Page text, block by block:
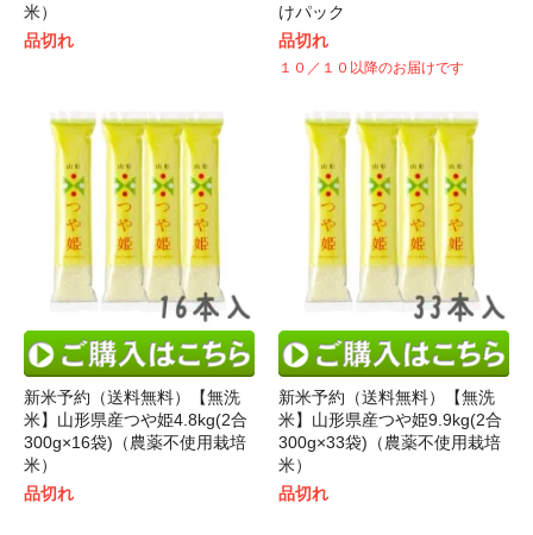
米）
品切れ
けパック
品切れ
１０／１０以降のお届けです
新米予約（送料無料）【無洗
米】山形県産つや姫4.8kg(2合
300g×16袋)（農薬不使用栽培
米）
品切れ
新米予約（送料無料）【無洗
米】山形県産つや姫9.9kg(2合
300g×33袋)（農薬不使用栽培
米）
品切れ